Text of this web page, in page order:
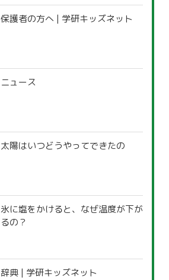
保護者の方へ | 学研キッズネット
ニュース
太陽はいつどうやってできたの
氷に塩をかけると、なぜ温度が下が
るの？
辞典 | 学研キッズネット